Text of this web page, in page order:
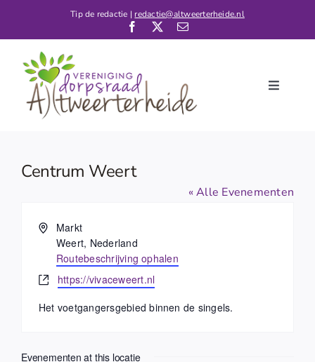
Tip de redactie | redactie@altweerterheide.nl
Toggle
Home
Kalender
Verenigingen
Contact
Centrum Weert
« Alle Evenementen
AdresMarkt
Weert, Nederland
Routebeschrijving ophalen
Websitehttps://vivaceweert.nl
Het voetgangersgebied binnen de singels.
Evenementen at this locatie